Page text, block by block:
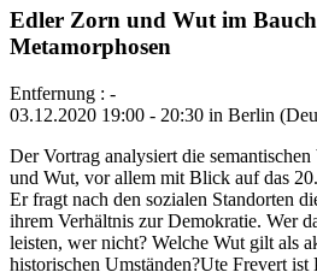
Edler Zorn und Wut im
Metamorphosen
Entfernung : -
03.12.2020 19:00 - 20:30 in Berlin
Der Vortrag analysiert die
und Wut, vor allem mit Blick auf das
Er fragt nach den sozialen Standorten
ihrem Verhältnis zur Demokratie. Wer
leisten, wer nicht? Welche Wut gilt als
historischen Umständen?Ute Frevert ist